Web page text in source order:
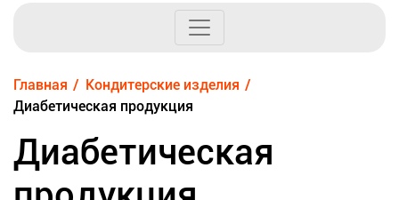
Главная
Кондитерские изделия
Диабетическая продукция
Диабетическая